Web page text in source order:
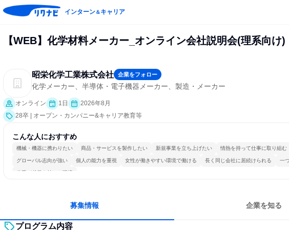
インターン＆キャリア
【WEB】化学材料メーカー_オンライン会社説明会(理系向け)
昭栄化学工業株式会社 企業をフォロー
化学メーカー、半導体・電子機器メーカー、製造・メーカー
オンライン 1日
2026年8月
28卒 | オープン・カンパニー&キャリア教育等
こんな人におすすめ
機械・機器に携わりたい 商品・サービスを製作したい 新規事業を立ち上げたい 情熱を持って仕事に取り組む
グローバル志向が強い 個人の能力を重視 女性が働きやすい環境で働ける 長く同じ会社に居続けられる 一
若手が裁量を持てる環境
募集情報 企業を知る
プログラム内容